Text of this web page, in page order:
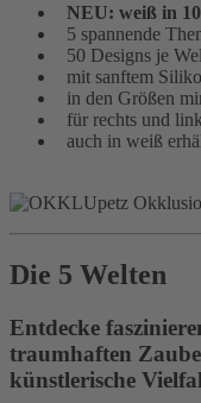
NEU: weiß in
5 spannende
50 Designs je
mit sanftem
in den Größen
für rechts und
auch in weiß
Die 5 Welten
Entdecke
traumhaften
künstlerische